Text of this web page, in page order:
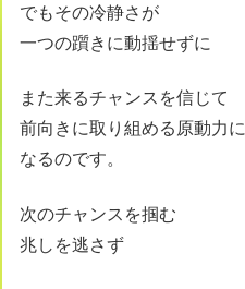
でもその冷静さが
一つの躓きに動揺せずに
また来るチャンスを信じて
前向きに取り組める原動力に
なるのです。
次のチャンスを掴む
兆しを逃さず